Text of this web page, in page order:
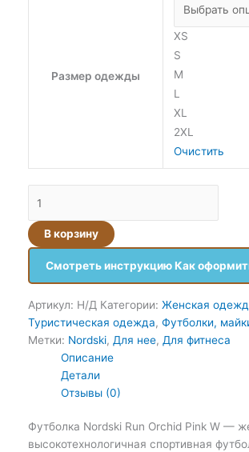
Размер одежды
XS
S
M
L
XL
2XL
Очистить
В корзину
Смотреть инструкцию Как
Артикул: Н/Д Категории: Женская
Туристическая одежда, Футболки,
Метки: Nordski, Для нее, Для фитнеса
Описание
Детали
Отзывы (0)
Футболка Nordski Run Orchid Pink W —
высокотехнологичная спортивная